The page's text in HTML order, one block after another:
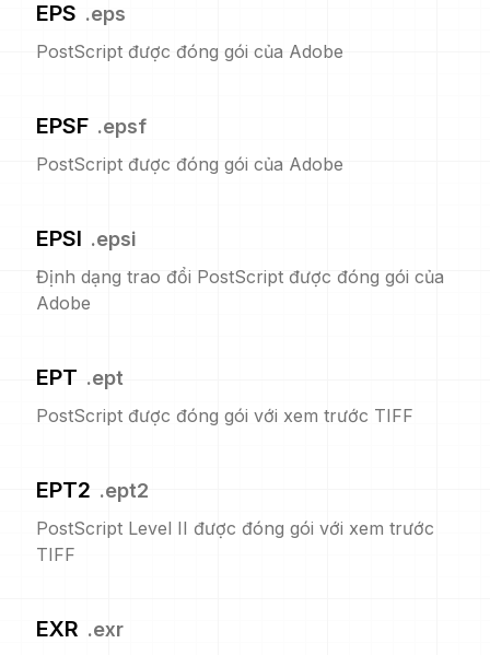
EPS .eps
PostScript được đóng gói của Adobe
EPSF .epsf
PostScript được đóng gói của Adobe
EPSI .epsi
Định dạng trao đổi PostScript được đóng gói của
Adobe
EPT .ept
PostScript được đóng gói với xem trước TIFF
EPT2 .ept2
PostScript Level II được đóng gói với xem trước
TIFF
EXR .exr